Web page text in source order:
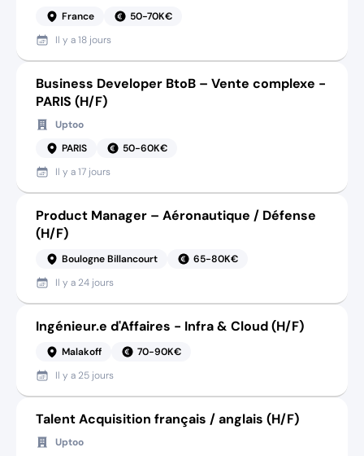
France
50-70K€
Il y a18 jours
Business Developer BtoB – Vente complexe -
PARIS (H/F)
Uptoo
PARIS
50-60K€
Il y a17 jours
Product Manager – Aéronautique / Défense
(H/F)
Boulogne Billancourt
65-80K€
Il y a 24 jours
Ingénieur.e d'Affaires - Infra & Cloud (H/F)
Malakoff
70-90K€
Il y a 25 jours
Talent Acquisition français / anglais (H/F)
Uptoo